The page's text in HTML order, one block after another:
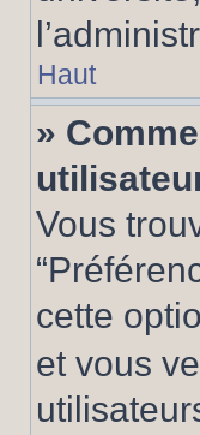
Haut
»
Vous
cette
et vous